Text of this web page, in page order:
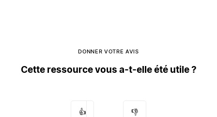
DONNER VOTRE AVIS
Cette ressource vous a-t-elle été utile ?
👍 👎